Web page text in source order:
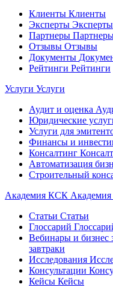
Клиенты Клиенты
Эксперты Эксперты
Партнеры
Отзывы Отзывы
Документы
Рейтинги Рейтинги
Услуги Услуги
Аудит и оценка
Юридические
Услуги для
Финансы и
Консалтинг
Автоматизация
Строительный
Академия КСК
Статьи Статьи
Глоссарий
Вебинары и бизнес
завтраки
Исследования
Консультации
Кейсы Кейсы